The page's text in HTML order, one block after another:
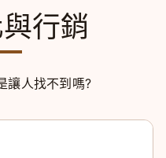
行銷
讓人找不到嗎?